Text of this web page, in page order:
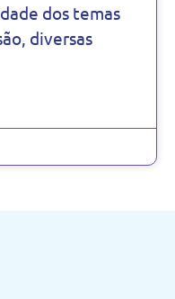
dos temas
diversas